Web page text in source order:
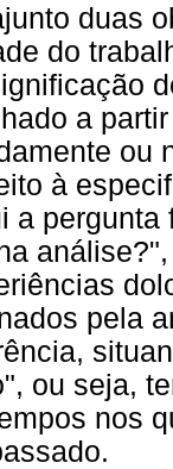
duas
do
a
ou
à
a
pela
ou seja,
nos